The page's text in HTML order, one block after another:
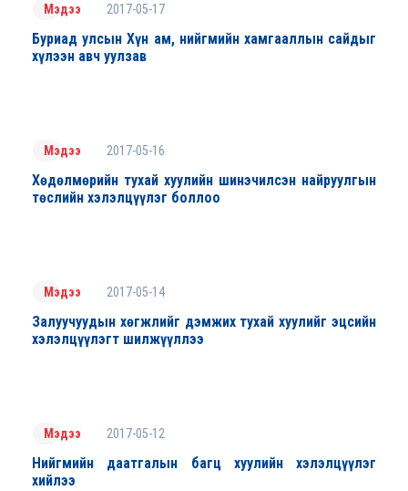
Мэдээ 2017-05-17
Буриад улсын Хүн ам, нийгмийн хамгааллын сайдыг
хүлээн авч уулзав
Мэдээ 2017-05-16
Хөдөлмөрийн тухай хуулийн шинэчилсэн найруулгын
төслийн хэлэлцүүлэг боллоо
Мэдээ 2017-05-14
Залуучуудын хөгжлийг дэмжих тухай хуулийг эцсийн
хэлэлцүүлэгт шилжүүллээ
Мэдээ 2017-05-12
Нийгмийн даатгалын багц хуулийн хэлэлцүүлэг
хийлээ